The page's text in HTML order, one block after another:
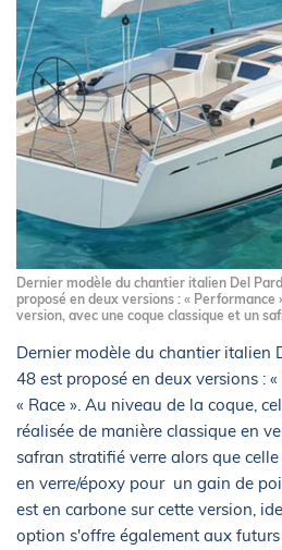
Dernier modèle du chantier italien Del
proposé en deux versions : « Performance
version, avec une coque classique et un
Dernier modèle du chantier italien
48 est proposé en deux versions :
« Race ». Au niveau de la coque,
réalisée de manière classique en
safran stratifié verre alors que
en verre/époxy pour un gain de
est en carbone sur cette version,
option s'offre également aux